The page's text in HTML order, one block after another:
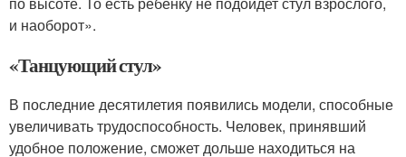
и наоборот».
«Танцующий стул»
В последние десятилетия появились модели, способные
увеличивать трудоспособность. Человек, принявший
удобное положение, сможет дольше находиться на